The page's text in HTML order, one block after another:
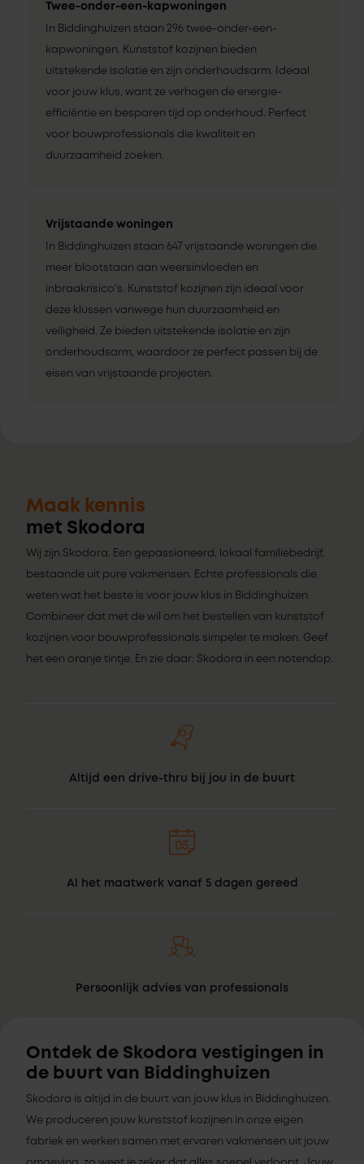
Twee-onder-een-kapwoningen
In Biddinghuizen staan 296 twee-onder-een-
kapwoningen. Kunststof kozijnen bieden
uitstekende isolatie en zijn onderhoudsarm. Ideaal
voor jouw klus, want ze verhogen de energie-
efficiëntie en besparen tijd op onderhoud. Perfect
voor bouwprofessionals die kwaliteit en
duurzaamheid zoeken.
Vrijstaande woningen
In Biddinghuizen staan 647 vrijstaande woningen die
meer blootstaan aan weersinvloeden en
inbraakrisico’s. Kunststof kozijnen zijn ideaal voor
deze klussen vanwege hun duurzaamheid en
veiligheid. Ze bieden uitstekende isolatie en zijn
onderhoudsarm, waardoor ze perfect passen bij de
eisen van vrijstaande projecten.
Maak kennis
met Skodora
Wij zijn Skodora. Een gepassioneerd, lokaal familiebedrijf,
bestaande uit pure vakmensen. Echte professionals die
weten wat het beste is voor jouw klus in Biddinghuizen.
Combineer dat met de wil om het bestellen van kunststof
kozijnen voor bouwprofessionals simpeler te maken. Geef
het een oranje tintje. En zie daar: Skodora in een notendop.
Altijd een drive-thru bij jou in de buurt
Al het maatwerk vanaf 5 dagen gereed
Persoonlijk advies van professionals
Ontdek de Skodora vestigingen in
de buurt van Biddinghuizen
Skodora is altijd in de buurt van jouw klus in Biddinghuizen.
We produceren jouw kunststof kozijnen in onze eigen
fabriek en werken samen met ervaren vakmensen uit jouw